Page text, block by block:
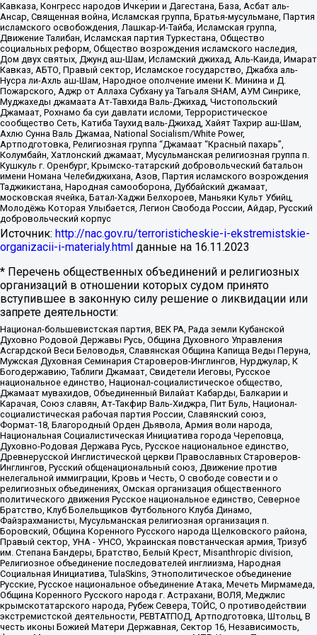
Кавказа, Конгресс народов Ичкерии и Дагестана, База, Асбат аль-
Ансар, Священная война, Исламская группа, Братья-мусульмане, Партия
исламского освобождения, Лашкар-И-Тайба, Исламская группа,
Движение Талибан, Исламская партия Туркестана, Общество
социальных реформ, Общество возрождения исламского наследия,
Дом двух святых, Джунд аш-Шам, Исламский джихад, Аль-Каида, Имарат
Кавказ, АБТО, Правый сектор, Исламское государство, Джабха аль-
Нусра ли-Ахль аш-Шам, Народное ополчение имени К. Минина и Д.
Пожарского, Аджр от Аллаха Субхану уа Тагьаля SHAM, АУМ Синрике,
Муджахеды джамаата Ат-Тавхида Валь-Джихад, Чистопольский
Джамаат, Рохнамо ба суи давлати исломи, Террористическое
сообщество Сеть, Катиба Таухид валь-Джихад, Хайят Тахрир аш-Шам,
Ахлю Сунна Валь Джамаа, National Socialism/White Power,
Артподготовка, Религиозная группа “Джамаат “Красный пахарь”,
Колумбайн, Хатлонский джамаат, Мусульманская религиозная группа п.
Кушкуль г. Оренбург, Крымско-татарский добровольческий батальон
имени Номана Челебиджихана, Азов, Партия исламского возрождения
Таджикистана, Народная самооборона, Дуббайский джамаат,
московская ячейка, Батал-Хаджи Белхороев, Маньяки Культ Убийц,
Молодёжь Которая Улыбается, Легион Свобода России, Айдар, Русский
добровольческий корпус
Источник: http://nac.gov.ru/terroristicheskie-i-ekstremistskie-
organizacii-i-materialy.html данные на 16.11.2023
* Перечень общественных объединений и религиозных
организаций в отношении которых судом принято
вступившее в законную силу решение о ликвидации или
запрете деятельности:
Национал-большевистская партия, ВЕК РА, Рада земли Кубанской
Духовно Родовой Державы Русь, Община Духовного Управления
Асгардской Веси Беловодья, Славянская Община Капища Веды Перуна,
Мужская Духовная Семинария Староверов-Инглингов, Нурджулар, К
Богодержавию, Таблиги Джамаат, Свидетели Иеговы, Русское
национальное единство, Национал-социалистическое общество,
Джамаат мувахидов, Объединенный Вилайат Кабарды, Балкарии и
Карачая, Союз славян, Ат-Такфир Валь-Хиджра, Пит Буль, Национал-
социалистическая рабочая партия России, Славянский союз,
Формат-18, Благородный Орден Дьявола, Армия воли народа,
Национальная Социалистическая Инициатива города Череповца,
Духовно-Родовая Держава Русь, Русское национальное единство,
Древнерусской Инглистической церкви Православных Староверов-
Инглингов, Русский общенациональный союз, Движение против
нелегальной иммиграции, Кровь и Честь, О свободе совести и о
религиозных объединениях, Омская организация общественного
политического движения Русское национальное единство, Северное
Братство, Клуб Болельщиков Футбольного Клуба Динамо,
Файзрахманисты, Мусульманская религиозная организация п.
Боровский, Община Коренного Русского народа Щелковского района,
Правый сектор, УНА - УНСО, Украинская повстанческая армия, Тризуб
им. Степана Бандеры, Братство, Белый Крест, Misanthropic division,
Религиозное объединение последователей инглиизма, Народная
Социальная Инициатива, TulaSkins, Этнополитическое объединение
Русские, Русское национальное объединение Атака, Мечеть Мирмамеда,
Община Коренного Русского народа г. Астрахани, ВОЛЯ, Меджлис
крымскотатарского народа, Рубеж Севера, ТОЙС, О противодействии
экстремистской деятельности, РЕВТАТПОД, Артподготовка, Штольц, В
честь иконы Божией Матери Державная, Сектор 16, Независимость,